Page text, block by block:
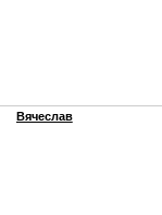
Вячеслав